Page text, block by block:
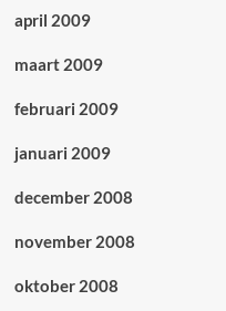
april 2009
maart 2009
februari 2009
januari 2009
december 2008
november 2008
oktober 2008